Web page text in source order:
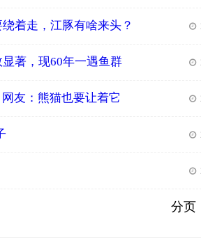
着走，江豚有啥来头？ |
著，现60年一遇鱼群 |
友：熊猫也要让着它 |
|
|
分页